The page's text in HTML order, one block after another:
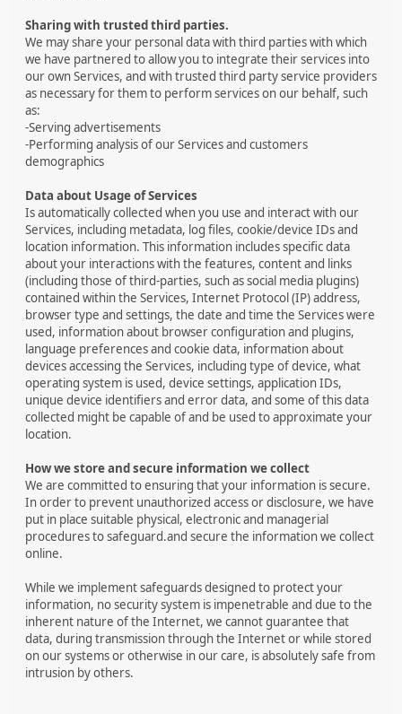
Sharing with trusted third parties.
We may share your personal data with third parties with which
we have partnered to allow you to integrate their services into
our own Services, and with trusted third party service providers
as necessary for them to perform services on our behalf, such
as:
-Serving advertisements
-Performing analysis of our Services and customers
demographics
Data about Usage of Services
Is automatically collected when you use and interact with our
Services, including metadata, log files, cookie/device IDs and
location information. This information includes specific data
about your interactions with the features, content and links
(including those of third-parties, such as social media plugins)
contained within the Services, Internet Protocol (IP) address,
browser type and settings, the date and time the Services were
used, information about browser configuration and plugins,
language preferences and cookie data, information about
devices accessing the Services, including type of device, what
operating system is used, device settings, application IDs,
unique device identifiers and error data, and some of this data
collected might be capable of and be used to approximate your
location.
How we store and secure information we collect
We are committed to ensuring that your information is secure.
In order to prevent unauthorized access or disclosure, we have
put in place suitable physical, electronic and managerial
procedures to safeguard.and secure the information we collect
online.
While we implement safeguards designed to protect your
information, no security system is impenetrable and due to the
inherent nature of the Internet, we cannot guarantee that
data, during transmission through the Internet or while stored
on our systems or otherwise in our care, is absolutely safe from
intrusion by others.